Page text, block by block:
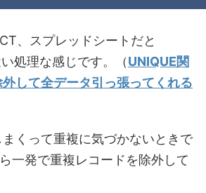
、スプレッドシートだと
処理な感じです。（UNIQUE関
して全データ引っ張ってくれる
くって重複に気づかないときで
一発で重複レコードを除外して